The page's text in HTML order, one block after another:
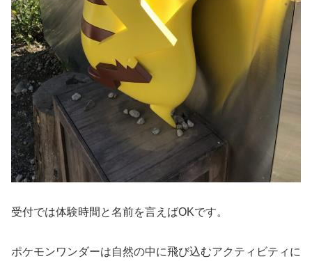
受付では体験時間と名前を言えばOKです。
ポケモンワンダーは自然の中に飛び込むアクティビティに